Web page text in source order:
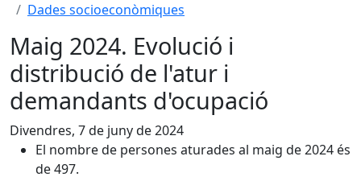
Dades socioeconòmiques
Maig 2024. Evolució i
distribució de l'atur i
demandants d'ocupació
Divendres, 7 de juny de 2024
El nombre de persones aturades al maig de 2024 és
de 497.